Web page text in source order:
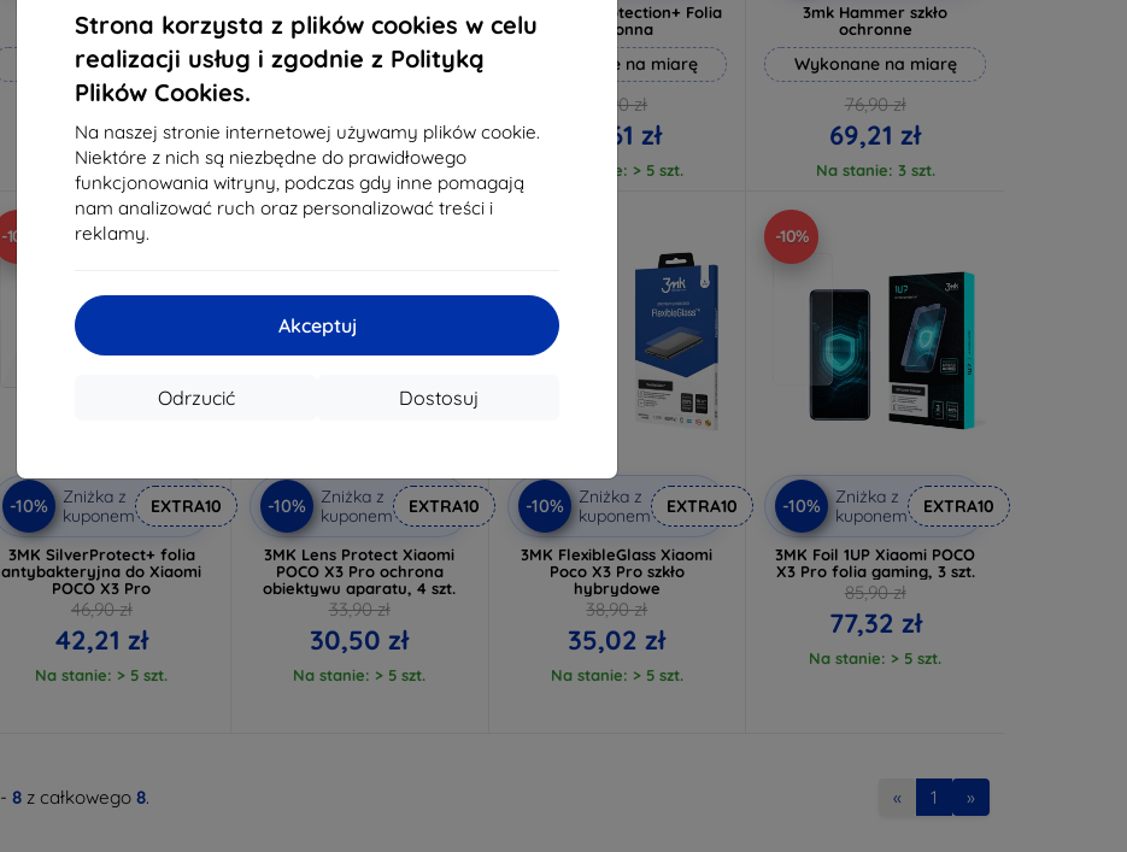
Strona korzysta z plików cookies w celu
realizacji usług i zgodnie z Polityką
Plików Cookies.
Na naszej stronie internetowej używamy plików cookie.
Niektóre z nich są niezbędne do prawidłowego
funkcjonowania witryny, podczas gdy inne pomagają
nam analizować ruch oraz personalizować treści i
reklamy.
Akceptuj
Dostosuj
Odrzucić
3mk Anti-Shock szkło
ochronne
Wykonane na miarę
64,89 zł
58,40 zł
Na stanie: > 5 szt.
3mk Pure Matt Szkło
ochronne
Wykonane na miarę
42,21 zł
Na stanie: > 5 szt.
3mk Silverprotection+ Folia
ochronna
Wykonane na miarę
72,90 zł
65,61 zł
Na stanie: > 5 szt.
3mk Hammer szkło
ochronne
Wykonane na miarę
76,90 zł
69,21 zł
Na stanie: 3 szt.
-10%
-10%
Zniżka z
kuponem
EXTRA10
3MK SilverProtect+ folia
antybakteryjna do Xiaomi
POCO X3 Pro
46,90 zł
42,21 zł
Na stanie: > 5 szt.
-10%
Zniżka z
kuponem
EXTRA10
3MK Lens Protect Xiaomi
POCO X3 Pro ochrona
obiektywu aparatu, 4 szt.
33,90 zł
30,50 zł
Na stanie: > 5 szt.
-10%
Zniżka z
kuponem
EXTRA10
3MK FlexibleGlass Xiaomi
Poco X3 Pro szkło
hybrydowe
38,90 zł
35,02 zł
Na stanie: > 5 szt.
-10%
-10%
Zniżka z
kuponem
EXTRA10
3MK Foil 1UP Xiaomi POCO
X3 Pro folia gaming, 3 szt.
85,90 zł
77,32 zł
Na stanie: > 5 szt.
- 8 z całkowego 8. « 1 »